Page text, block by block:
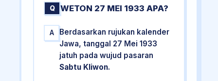
Q WETON 27 MEI 1933 APA?
A
Berdasarkan rujukan kalender
Jawa, tanggal 27 Mei 1933
jatuh pada wujud pasaran
Sabtu Kliwon.